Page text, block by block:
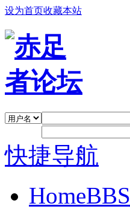
设为首页收藏本站
快捷导航
HomeBBS